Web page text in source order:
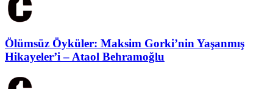
Ölümsüz Öyküler: Maksim Gorki’nin Yaşanmış
Hikayeler’i – Ataol Behramoğlu